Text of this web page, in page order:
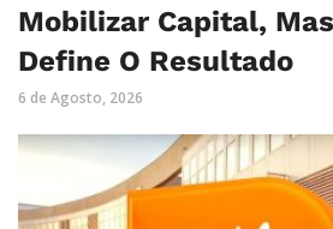
Mobilizar Capital,
Define O Resultado
6 de Agosto, 2026